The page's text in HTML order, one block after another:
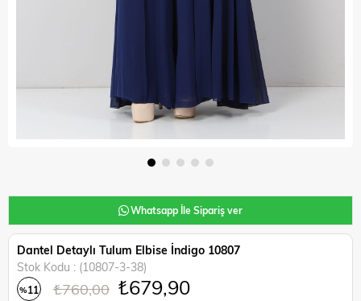
Whatsapp İle Sipariş ver
Dantel Detaylı Tulum Elbise İndigo 10807
Stok Kodu
(10807-3-38)
%11 ₺760,00 ₺679,90